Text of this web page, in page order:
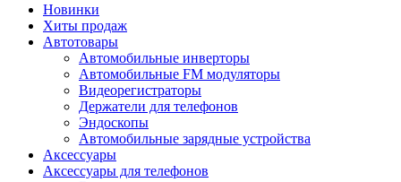
Новинки
Хиты продаж
Автотовары
Автомобильные инверторы
Автомобильные FM модуляторы
Видеорегистраторы
Держатели для телефонов
Эндоскопы
Автомобильные зарядные устройства
Аксессуары
Аксессуары для телефонов